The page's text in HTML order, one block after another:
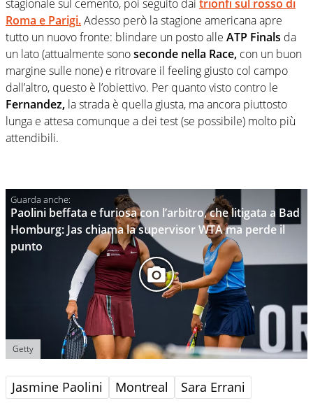
stagionale sul cemento, poi seguito dai trionfi sul rosso di
Roma e Parigi.Adesso però la stagione americana apre
tutto un nuovo fronte: blindare un posto alle ATP Finals da
un lato (attualmente sonoseconde nella Race, con un buon
margine sulle none) e ritrovare il feeling giusto col campo
dall’altro, questo è l’obiettivo. Per quanto visto contro le
Fernandez, la strada è quella giusta, ma ancora piuttosto
lunga e attesa comunque a dei test (se possibile) molto più
attendibili.
Paolini beffata e furiosa con l’arbitro, che litigata a Bad
Homburg: Jas chiama la supervisor WTA ma perde il
punto
Getty
Jasmine Paolini Montreal Sara Errani